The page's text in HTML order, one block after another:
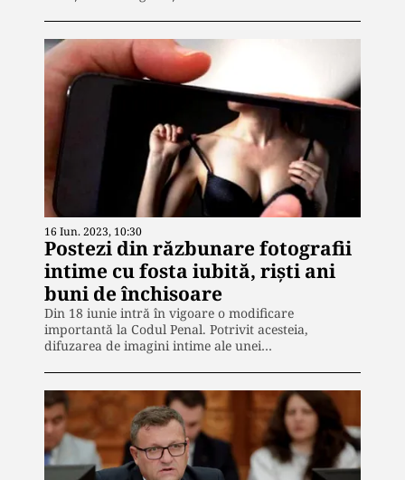
16 Iun. 2023, 10:30
Postezi din răzbunare fotografii
intime cu fosta iubită, riști ani
buni de închisoare
Din 18 iunie intră în vigoare o modificare
importantă la Codul Penal. Potrivit acesteia,
difuzarea de imagini intime ale unei…